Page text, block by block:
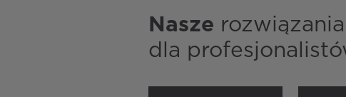
Nasze rozwiązania
dla